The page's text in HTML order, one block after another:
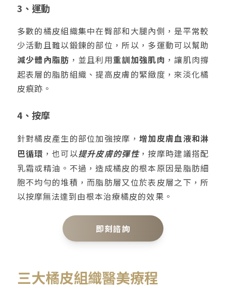
3、運動
多數的橘皮組織集中在臀部和大腿內側，是平常較
少活動且難以鍛鍊的部位，所以，多運動可以幫助
減少體內脂肪 ，並且利用重訓加強肌肉 ，讓肌肉撐
起表層的脂肪組織、提高皮膚的緊緻度，來淡化橘
皮痕跡。
4、按摩
針對橘皮產生的部位加強按摩，增加皮膚血液和淋
巴循環 ，也可以提升皮膚的彈性，按摩時建議搭配
乳霜或精油。不過，造成橘皮的根本原因是脂肪細
胞不均勻的堆積，而脂肪層又位於表皮層之下，所
以按摩無法達到由根本治療橘皮的效果。
即刻諮詢
三大橘皮組織醫美療程